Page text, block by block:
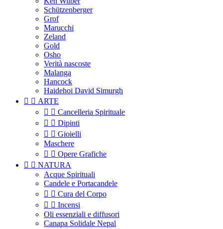
Schützenberger
Grof
Marucchi
Zeland
Gold
Osho
Verità nascoste
Malanga
Hancock
Haidehoi David Simurgh
  ARTE
  Cancelleria Spirituale
  Dipinti
  Gioielli
Maschere
  Opere Grafiche
  NATURA
Acque Spirituali
Candele e Portacandele
  Cura del Corpo
  Incensi
Oli essenziali e diffusori
Canapa Solidale Nepal